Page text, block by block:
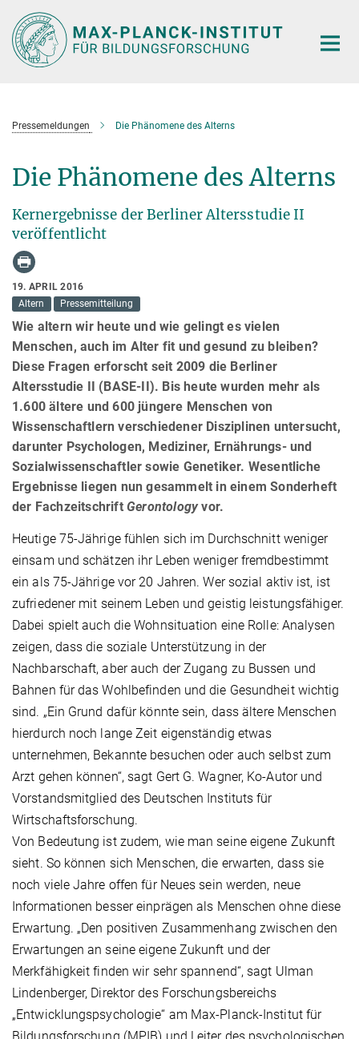
Hauptinhalt
Pressemeldungen Die Phänomene des Alterns
Die Phänomene des Alterns
Kernergebnisse der Berliner Altersstudie II
veröffentlicht
19. APRIL 2016
Altern
Pressemitteilung
Wie altern wir heute und wie gelingt es vielen
Menschen, auch im Alter fit und gesund zu bleiben?
Diese Fragen erforscht seit 2009 die Berliner
Altersstudie II (BASE-II). Bis heute wurden mehr als
1.600 ältere und 600 jüngere Menschen von
Wissenschaftlern verschiedener Disziplinen untersucht,
darunter Psychologen, Mediziner, Ernährungs- und
Sozialwissenschaftler sowie Genetiker. Wesentliche
Ergebnisse liegen nun gesammelt in einem Sonderheft
der Fachzeitschrift Gerontologyvor.
Heutige 75-Jährige fühlen sich im Durchschnitt weniger
einsam und schätzen ihr Leben weniger fremdbestimmt
ein als 75-Jährige vor 20 Jahren. Wer sozial aktiv ist, ist
zufriedener mit seinem Leben und geistig leistungsfähiger.
Dabei spielt auch die Wohnsituation eine Rolle: Analysen
zeigen, dass die soziale Unterstützung in der
Nachbarschaft, aber auch der Zugang zu Bussen und
Bahnen für das Wohlbefinden und die Gesundheit wichtig
sind. „Ein Grund dafür könnte sein, dass ältere Menschen
hierdurch noch lange Zeit eigenständig etwas
unternehmen, Bekannte besuchen oder auch selbst zum
Arzt gehen können“, sagt Gert G. Wagner, Ko-Autor und
Vorstandsmitglied des Deutschen Instituts für
Wirtschaftsforschung.
Von Bedeutung ist zudem, wie man seine eigene Zukunft
sieht. So können sich Menschen, die erwarten, dass sie
noch viele Jahre offen für Neues sein werden, neue
Informationen besser einprägen als Menschen ohne diese
Erwartung. „Den positiven Zusammenhang zwischen den
Erwartungen an seine eigene Zukunft und der
Merkfähigkeit finden wir sehr spannend“, sagt Ulman
Lindenberger, Direktor des Forschungsbereichs
„Entwicklungspsychologie“ am Max-Planck-Institut für